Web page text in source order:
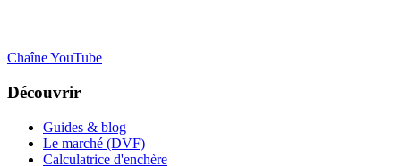
Chaîne YouTube
Découvrir
Guides & blog
Le marché (DVF)
Calculatrice d'enchère